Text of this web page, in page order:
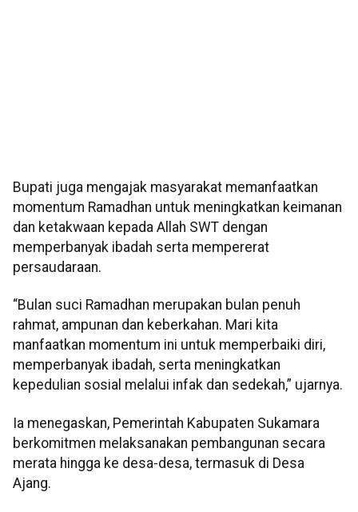
Bupati juga mengajak masyarakat memanfaatkan
momentum Ramadhan untuk meningkatkan keimanan
dan ketakwaan kepada Allah SWT dengan
memperbanyak ibadah serta mempererat
persaudaraan.
“Bulan suci Ramadhan merupakan bulan penuh
rahmat, ampunan dan keberkahan. Mari kita
manfaatkan momentum ini untuk memperbaiki diri,
memperbanyak ibadah, serta meningkatkan
kepedulian sosial melalui infak dan sedekah,” ujarnya.
Ia menegaskan, Pemerintah Kabupaten Sukamara
berkomitmen melaksanakan pembangunan secara
merata hingga ke desa-desa, termasuk di Desa
Ajang.